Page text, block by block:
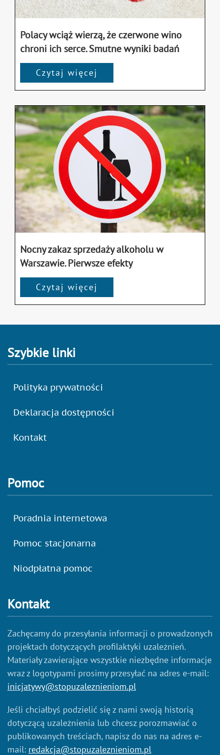
Polacy wciąż wierzą, że czerwone wino
chroni ich serce. Smutne wyniki badań
Czytaj więcej
Nocny zakaz sprzedaży alkoholu w
Warszawie. Pierwsze efekty
Czytaj więcej
Szybkie linki
Polityka prywatności
Deklaracja dostępności
Kontakt
Pomoc
Poradnia internetowa
Pomoc stacjonarna
Niodpłatna pomoc
Kontakt
Zachęcamy do przesyłania informacji o prowadzonych
projektach dotyczących profilaktyki uzależnień.
Materiały zawierające wszystkie niezbędne informacje
wraz z logotypami prosimy przesyłać na adres e-mail:
inicjatywy@stopuzaleznieniom.pl
Jeśli chciałbyś podzielić się z nami swoją historią
dotyczącą uzależnienia lub chcesz porozmawiać o
publikowanych treściach, napisz do nas na adres e-
mail: redakcja@stopuzaleznieniom.pl